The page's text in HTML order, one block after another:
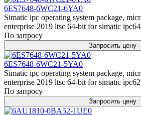
6ES7648-6WC21-6YA0
Simatic ipc operating system package,
enterprise 2019 ltsc 64-bit for simatic
По запросу
Запросить цену
6ES7648-6WC21-5YA0
Simatic ipc operating system package,
enterprise 2019 ltsc 64-bit for simatic
По запросу
Запросить цену